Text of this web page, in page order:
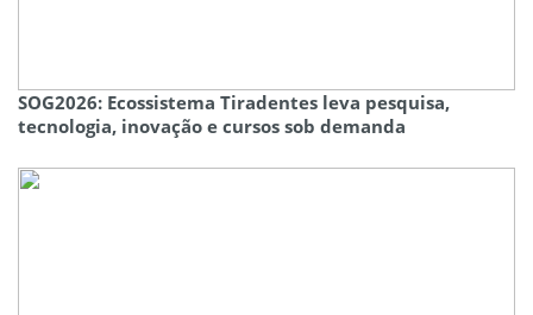
SOG2026: Ecossistema Tiradentes leva pesquisa,
tecnologia, inovação e cursos sob demanda